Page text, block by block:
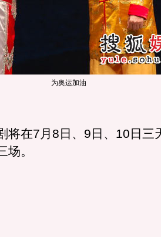
为奥运加油
在7月8日、9日、10日三
场。